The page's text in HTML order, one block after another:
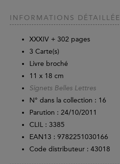
INFORMATIONS DÉTAILLÉE
XXXIV + 302 pages
3 Carte(s)
Livre broché
11 x 18 cm
Signets Belles Lettres
N° dans la collection : 16
Parution : 24/10/2011
CLIL : 3385
EAN13 : 9782251030166
Code distributeur : 43018